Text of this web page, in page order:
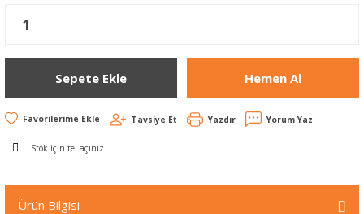
Sepete Ekle Hemen Al
Tavsiye Et Yazdır Yorum Yaz
Stok için tel açınız
Ürün Bilgisi